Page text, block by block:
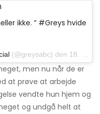
ikke. ” #Greys hvide
(@greysabc) den 18. april 2019 kl. 17:14 PDT
men nu når de er
at prøve at arbejde
vendte hun hjem og
og undgå helt at